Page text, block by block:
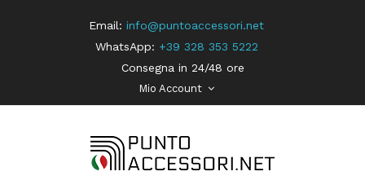
Email: info@puntoaccessori.net
WhatsApp: +39 328 353 5222
Consegna in 24/48 ore
Mio Account